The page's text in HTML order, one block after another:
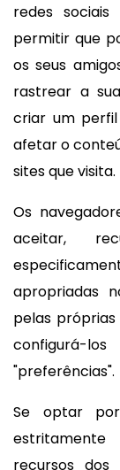
redes
permitir que
os seus
rastrear a
criar um perfil
afetar o
sites que visita.
Os
aceitar,
apropriadas
pelas
configurá-
"preferências".
Se optar
estritamente
recursos dos